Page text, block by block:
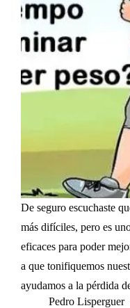
De seguro escuchaste
más difíciles, pero es
eficaces para poder
a que tonifiquemos
ayudamos a la pérdida
Pedro Lisperguer